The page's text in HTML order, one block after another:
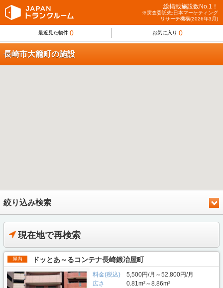
総掲載施設数No.1！
※実査委託先:日本マーケティング
リサーチ機構(2026年3月)
最近見た物件 0 お気に入り 0
長崎市大籠町の施設
絞り込み検索
現在地で再検索
屋内 ドッとあ～るコンテナ長崎鍛冶屋町
料金(税込)
5,500円/月～52,800円/月
広さ
0.81m²～8.86m²